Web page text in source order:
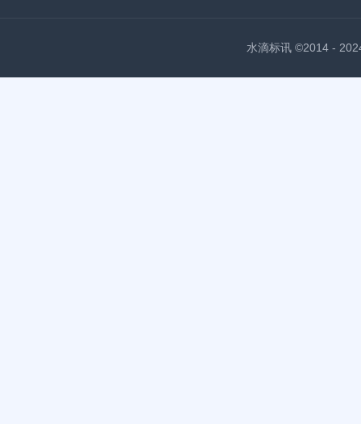
水滴标讯 ©2014 -